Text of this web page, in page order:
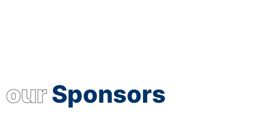
ourSponsors